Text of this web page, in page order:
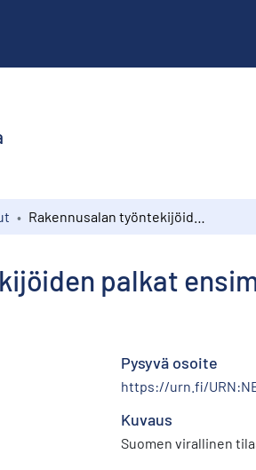
palkat
Pysyvä osoite
https://urn.fi/
Kuvaus
Suomen virallinen